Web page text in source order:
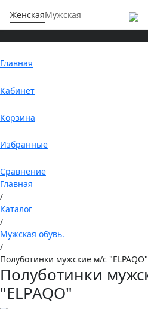
ЖенскаяМужская
Главная
Кабинет
Корзина
Избранные
Сравнение
Главная
/
Каталог
/
Мужская обувь.
/
Полуботинки мужские м/с "ELPAQO"
Полуботинки
"ELPAQO"